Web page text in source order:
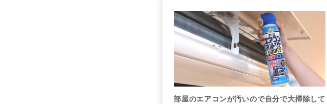
部屋のエアコンが汚いので自分で大掃除して